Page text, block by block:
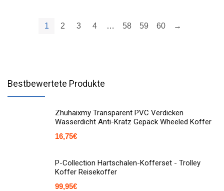
1 2 3 4 … 58 59 60 →
Bestbewertete Produkte
Zhuhaixmy Transparent PVC Verdicken
Wasserdicht Anti-Kratz Gepäck Wheeled Koffer
16,75€
P-Collection Hartschalen-Kofferset - Trolley
Koffer Reisekoffer
99,95€